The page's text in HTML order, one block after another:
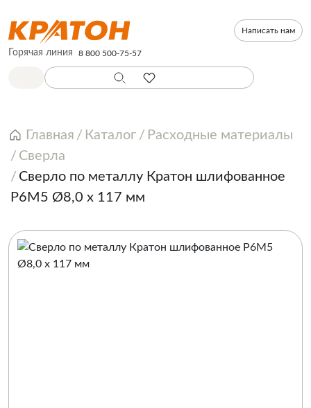
Написать нам
Горячая линия 8 800 500-75-57
Главная Каталог
Расходные материалы
Сверла
Сверло по металлу Кратон шлифованное
Р6М5 Ø8,0 х 117 мм